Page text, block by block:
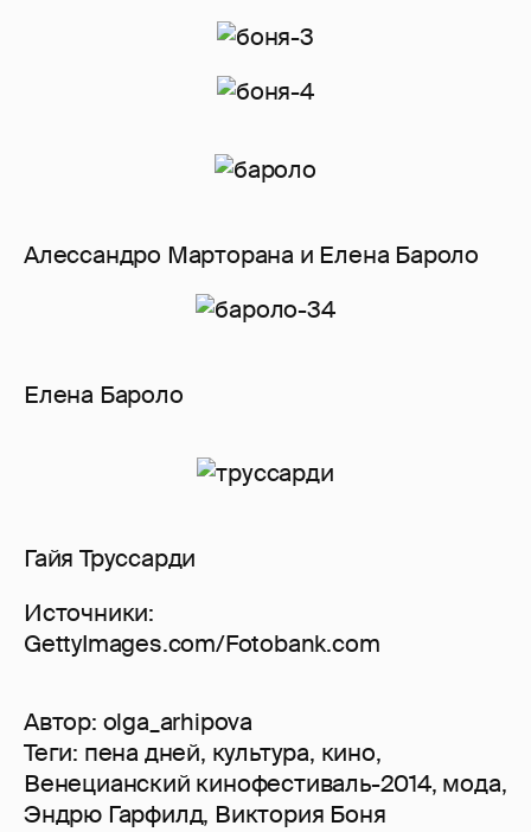
Алессандро Марторана и Елена Бароло
Елена Бароло
Гайя Труссарди
Источники:
GettyImages.com/Fotobank.com
Автор: olga_arhipova
Теги: пена дней, культура, кино,
Венецианский кинофестиваль-2014, мода,
Эндрю Гарфилд, Виктория Боня